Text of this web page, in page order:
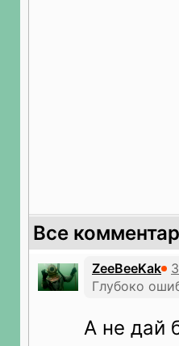
Все
ZeeBeeKak
Глубоко
А не дай